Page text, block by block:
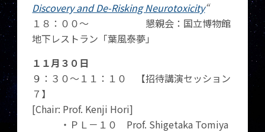
Discovery and De-Risking Neurotoxicity“
１８：００～ 懇親会：国立博物館
地下レストラン「葉風泰夢」
１１月３０日
９：３０～１１：１０ 【招待講演セッション
７】
[Chair: Prof. Kenji Hori]
・ＰＬ－１０ Prof. Shigetaka Tomiya